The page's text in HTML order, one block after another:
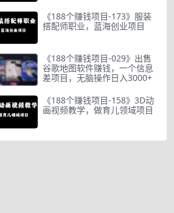
《188个赚钱项目-173》服装
搭配师职业，蓝海创业项目
《188个赚钱项目-029》出售
谷歌地图软件赚钱，一个信息
差项目，无脑操作日入3000+
《188个赚钱项目-158》3D动
画视频教学，做育儿领域项目